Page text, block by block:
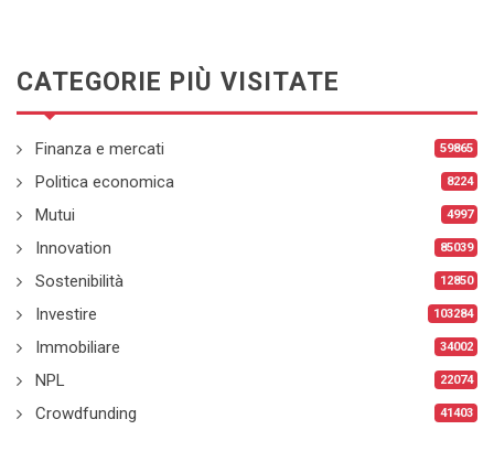
CATEGORIE PIÙ VISITATE
Finanza e mercati 59865
Politica economica 8224
Mutui 4997
Innovation 85039
Sostenibilità 12850
Investire 103284
Immobiliare 34002
NPL 22074
Crowdfunding 41403